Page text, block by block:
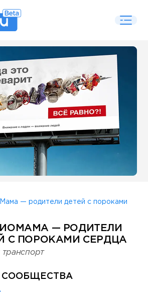
— родители детей с пороками
— РОДИТЕЛИ
С ПОРОКАМИ СЕРДЦА
СООБЩЕСТВА